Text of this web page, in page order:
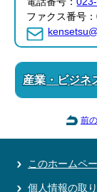
ファクス番号
産業・ビジネ
前
このホームペ
個人情報の取